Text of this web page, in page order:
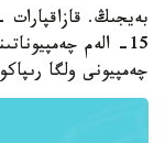
15- الەم
چەمپيونى ولگا